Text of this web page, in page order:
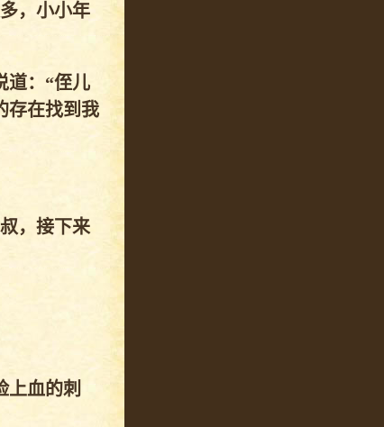
，小小年
道：“侄儿
存在找到我
，接下来
血的刺